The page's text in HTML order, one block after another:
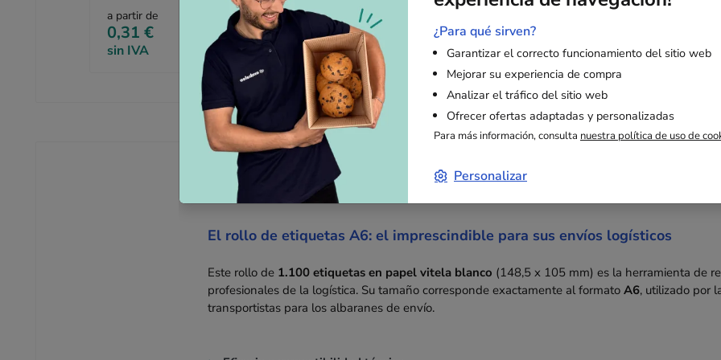
a partir de
0,31 €
sin IVA
por unidad
a partir de
0,41 €
sin IVA
por unidad 1,17 €
sin IVA sin IVA
Descripción
El rollo de etiquetas A6: el imprescindible para sus envíos logísticos
Este rollo de 1.100 etiquetas en papel vitela blanco (148,5 x 105 mm) es la herramienta de
profesionales de la logística. Su tamaño corresponde exactamente al formatoA6, utilizado por
transportistas para los albaranes de envío.
¿Para qué sirven?
Garantizar el correcto funcionamiento del sitio web
Mejorar su experiencia de compra
Analizar el tráfico del sitio web
Ofrecer ofertas adaptadas y personalizadas
Para más información, consulta nuestra política de uso de
Personalizar